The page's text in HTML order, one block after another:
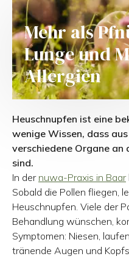
Mehr als
Lunge und
Allergien
Heuschnupfen ist eine
wenige Wissen, dass
verschiedene Organe
sind.
In der nuwa-Praxis in Baar
Sobald die Pollen fliegen,
Heuschnupfen. Viele der
Behandlung wünschen,
Symptomen: Niesen,
tränende Augen und